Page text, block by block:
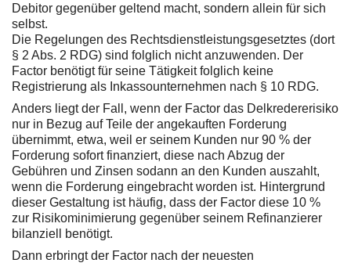
Debitor gegenüber geltend macht, sondern allein für sich
selbst.
Die Regelungen des Rechtsdienstleistungsgesetztes (dort
§ 2 Abs. 2 RDG) sind folglich nicht anzuwenden. Der
Factor benötigt für seine Tätigkeit folglich keine
Registrierung als Inkassounternehmen nach § 10 RDG.
Anders liegt der Fall, wenn der Factor das Delkredererisiko
nur in Bezug auf Teile der angekauften Forderung
übernimmt, etwa, weil er seinem Kunden nur 90 % der
Forderung sofort finanziert, diese nach Abzug der
Gebühren und Zinsen sodann an den Kunden auszahlt,
wenn die Forderung eingebracht worden ist. Hintergrund
dieser Gestaltung ist häufig, dass der Factor diese 10 %
zur Risikominimierung gegenüber seinem Refinanzierer
bilanziell benötigt.
Dann erbringt der Factor nach der neuesten